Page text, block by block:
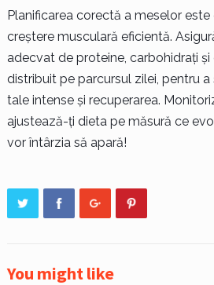
Planificarea corectă a meselor
creștere musculară eficientă.
adecvat de proteine, carbohidrați și
distribuit pe parcursul zilei, pentru
tale intense și recuperarea.
ajustează-ți dieta pe măsură ce
vor întârzia să apară!
You might like